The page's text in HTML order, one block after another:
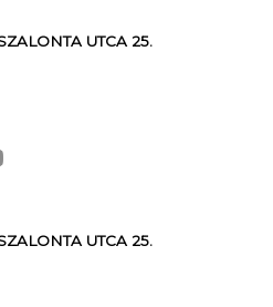
UTCA 25.
UTCA 25.